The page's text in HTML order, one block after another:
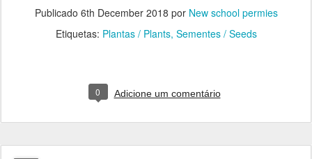
Publicado 6th December 2018 por New school permies
Etiquetas: Plantas / Plants Sementes / Seeds
0 Adicione um comentário